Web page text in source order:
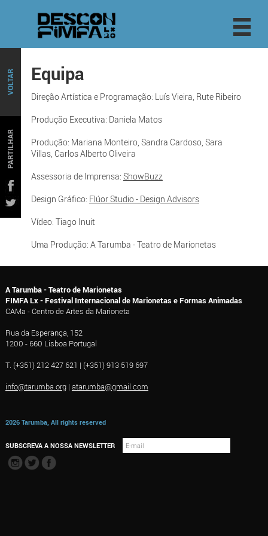
VOLTAR
PARTILHAR
Equipa
Direção Artística e Programação: Luís Vieira, Rute Ribeiro
Produção Executiva: Daniela Matos
Produção: Mariana Monteiro, Sandra Cardoso, Sara
Villas, Carlos Alberto Oliveira
Assessoria de Imprensa: ShowBuzz
Design Gráfico: Flúor Studio - Design Advisors
Vídeo: Tiago Inuit
Uma Produção: A Tarumba - Teatro de Marionetas
A Tarumba - Teatro de Marionetas
FIMFA Lx - Festival Internacional de Marionetas e Formas Animadas
CAMa - Centro de Artes da Marioneta
Rua da Esperança, 152
1200 - 660 Lisboa Portugal
T. (+351) 212 427 621 | (+351) 913 519 697
info@tarumba.org| atarumba@gmail.com
2026 Tarumba, All rights reserved
SUBSCREVA A NOSSA NEWSLETTER